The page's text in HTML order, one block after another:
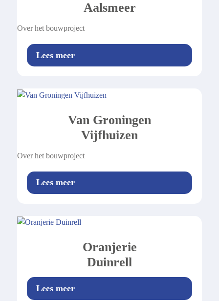
Aalsmeer
Over het bouwproject
Lees meer
Van Groningen
Vijfhuizen
Over het bouwproject
Lees meer
Oranjerie
Duinrell
Lees meer